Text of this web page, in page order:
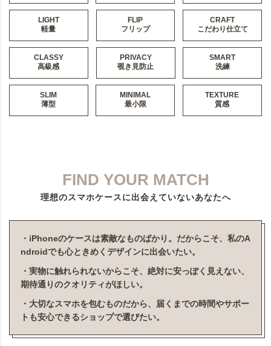
LIGHT
軽量
FLIP
フリップ
CRAFT
こだわり仕立て
CLASSY
高級感
PRIVACY
覗き見防止
SMART
洗練
SLIM
薄型
MINIMAL
最小限
TEXTURE
質感
FIND YOUR MATCH
理想のスマホケースに出会えていないあなたへ
・iPhoneのケースは素敵なものばかり。だからこそ、私のA
ndroidでも心ときめくデザインに出会いたい。
・実物に触れられないからこそ、絶対に安っぽく見えない、
期待通りのクオリティがほしい。
・大切なスマホを包むものだから、届くまでの時間やサポー
トも安心できるショップで選びたい。